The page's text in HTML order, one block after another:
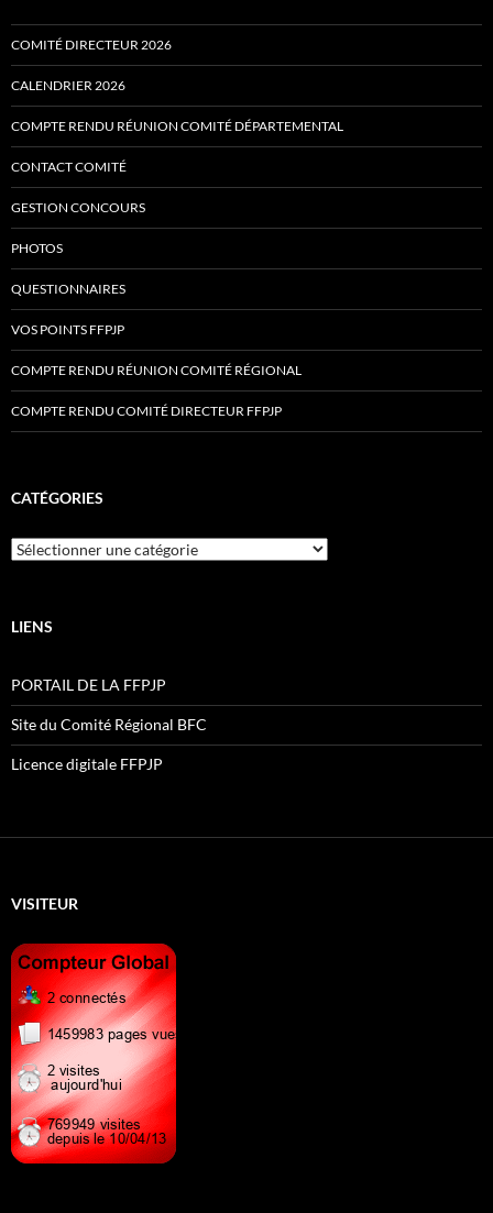
COMITÉ DIRECTEUR 2026
CALENDRIER 2026
COMPTE RENDU RÉUNION COMITÉ DÉPARTEMENTAL
CONTACT COMITÉ
GESTION CONCOURS
PHOTOS
QUESTIONNAIRES
VOS POINTS FFPJP
COMPTE RENDU RÉUNION COMITÉ RÉGIONAL
COMPTE RENDU COMITÉ DIRECTEUR FFPJP
CATÉGORIES
Catégories
LIENS
PORTAIL DE LA FFPJP
Site du Comité Régional BFC
Licence digitale FFPJP
VISITEUR